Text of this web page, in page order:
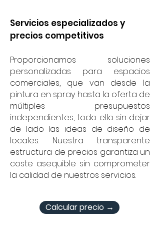
Servicios especializados y
precios competitivos
Proporcionamos soluciones
personalizadas para espacios
comerciales, que van desde la
pintura en spray hasta la oferta de
múltiples presupuestos
independientes, todo ello sin dejar
de lado las ideas de diseño de
locales. Nuestra transparente
estructura de precios garantiza un
coste asequible sin comprometer
la calidad de nuestros servicios.
Calcular precio →